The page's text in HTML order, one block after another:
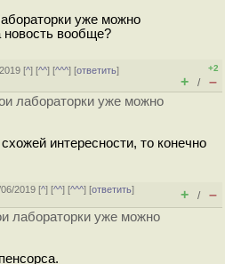
уже можно
новость вообще?
[^] [^^] [^^^] [ответить]
+2
+ / –
лабораторки уже можно
интересности, то конечно
2019 [^] [^^] [^^^] [ответить]
+ / –
лабораторки уже можно